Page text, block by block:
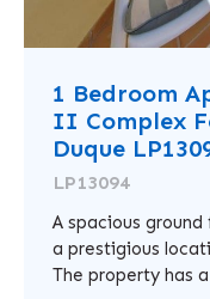
1 Bedroom
II Complex
Duque
LP13094
A spacious
a prestigious
The property has a